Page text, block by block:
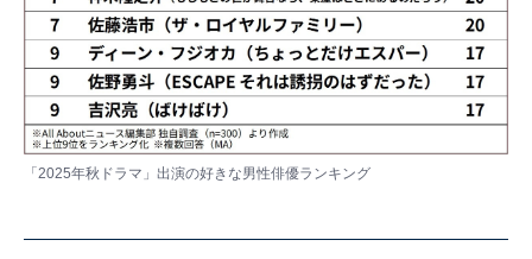
「2025年秋ドラマ」出演の好きな男性俳優ランキング